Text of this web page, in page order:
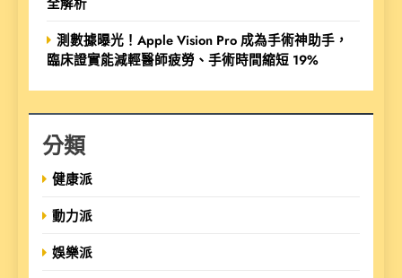
測數據曝光！Apple Vision Pro 成為手術神助手，
臨床證實能減輕醫師疲勞、手術時間縮短 19%
分類
健康派
動力派
娛樂派